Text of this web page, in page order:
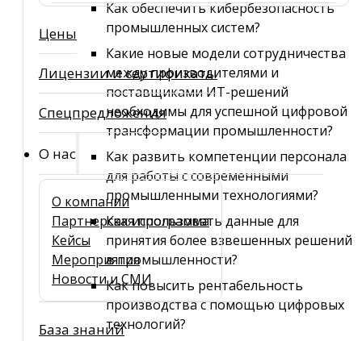
Цены
Лицензии и сертификаты
Спецпредложения
О нас
О компании
Партнерская программа
Кейсы
Мероприятия
Новости и СМИ
База знаний
Как обеспечить кибербезопасность
промышленных систем?
Какие новые модели сотрудничества
между производителями и
поставщиками ИТ-решений
необходимы для успешной цифровой
трансформации промышленности?
Как развить компетенции персонала
для работы с современными
промышленными технологиями?
Как использовать данные для
принятия более взвешенных решений
в промышленности?
Как повысить рентабельность
производства с помощью цифровых
технологий?